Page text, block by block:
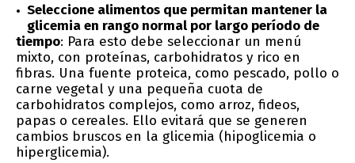
Seleccione alimentos que permitan mantener la
glicemia en rango normal por largo período de
tiempo: Para esto debe seleccionar un menú
mixto, con proteínas, carbohidratos y rico en
fibras. Una fuente proteica, como pescado, pollo o
carne vegetal y una pequeña cuota de
carbohidratos complejos, como arroz, fideos,
papas o cereales. Ello evitará que se generen
cambios bruscos en la glicemia (hipoglicemia o
hiperglicemia).